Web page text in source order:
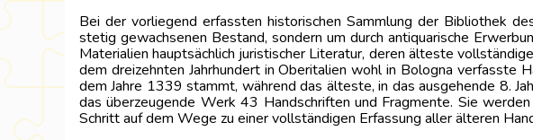
Bei der vorliegend erfassten historischen Sammlung der Bibliothek
stetig gewachsenen Bestand, sondern um durch antiquarische
Materialien hauptsächlich juristischer Literatur, deren älteste
dem dreizehnten Jahrhundert in Oberitalien wohl in Bologna
dem Jahre 1339 stammt, während das älteste, in das ausgehende 8.
das überzeugende Werk 43 Handschriften und Fragmente. Sie
Schritt auf dem Wege zu einer vollständigen Erfassung aller älteren